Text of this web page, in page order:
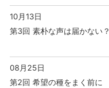
10月13日
第3回 素朴な声は届かない？
08月25日
第2回 希望の種をまく前に